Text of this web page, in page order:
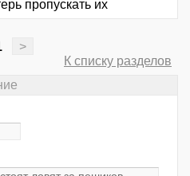
пропускать их
>
К списку разделов